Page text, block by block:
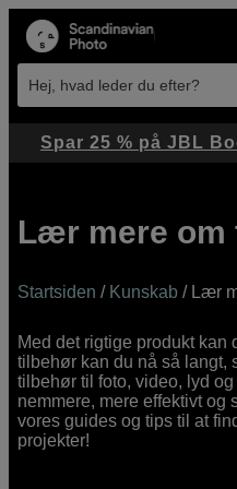
Hej, hvad leder du efter?
Lær mere om
Startsiden / Kunskab / Lær
Med det rigtige produkt kan
tilbehør kan du nå så langt,
tilbehør til foto, video, lyd
nemmere, mere effektivt og
vores guides og tips til at
projekter!
Spar 25 % på JBL